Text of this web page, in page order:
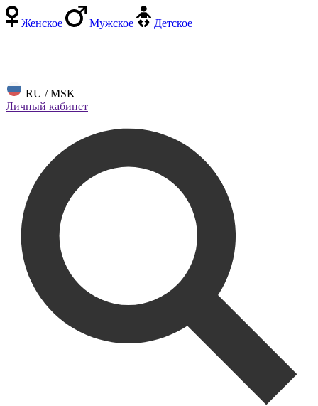
Женское Мужское Детское
RU / MSK
Личный кабинет